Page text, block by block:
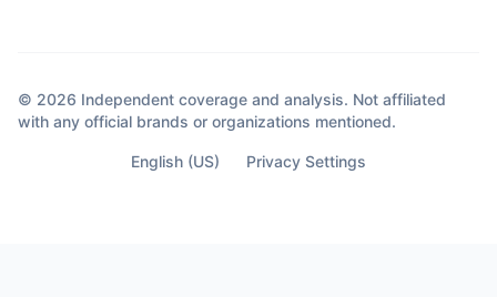
© 2026 Independent coverage and analysis. Not affiliated
with any official brands or organizations mentioned.
English (US) Privacy Settings